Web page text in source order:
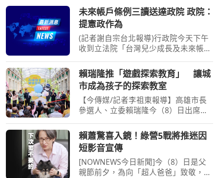
未來帳戶條例三讀送達政院 政院：
提憲政作為
(記者謝自宗台北報導)行政院今天下午
收到立法院「台灣兒少成長及未來帳戶
示，對於立法院逾越憲政份際，侵害政
院提出施政方針及編製預算等憲法權力
的作法，政院將採取必
賴瑞隆推「遊戲探索教育」 讓城
市成為孩子的探索教室
【今傳媒/記者李祖東報導】高雄市長
參選人、立委賴瑞隆今（8）日出席高
一同體驗園區設施，並向所有爸爸及代
父職者送上父親節祝福。繼日前提出
「2030雙語之都」七大政見
賴蕭驚喜入鏡！綠營5戰將推迷因
短影音宣傳
[NOWNEWS今日新聞]今（8）日是父
親節前夕，為向「超人爸爸」致敬，民